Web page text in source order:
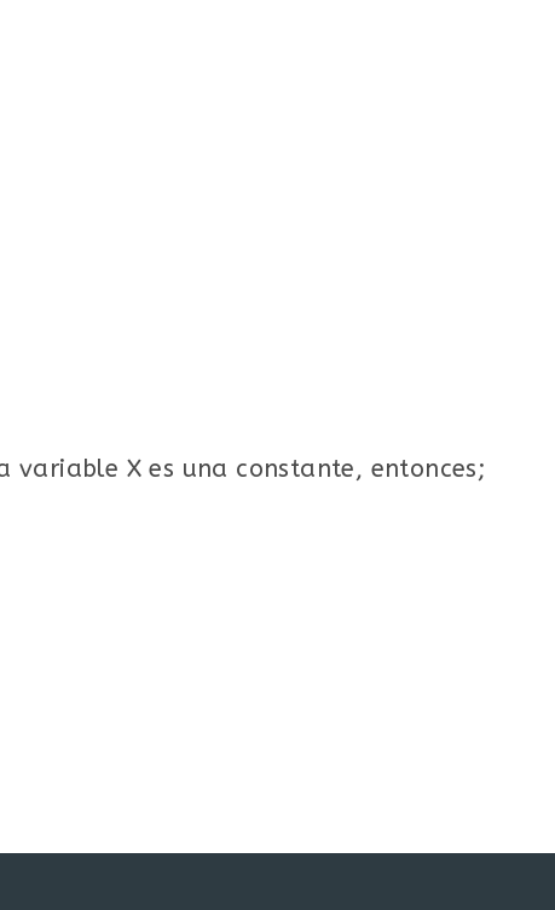
variable X es una constante, entonces;